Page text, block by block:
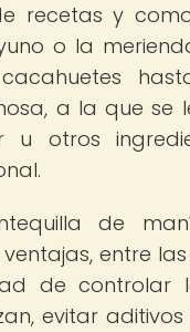
recetas y
o la
a la que se
u otros
de
entre
de controlar
evitar